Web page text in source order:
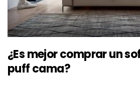
¿Es mejor comprar un
puff cama?